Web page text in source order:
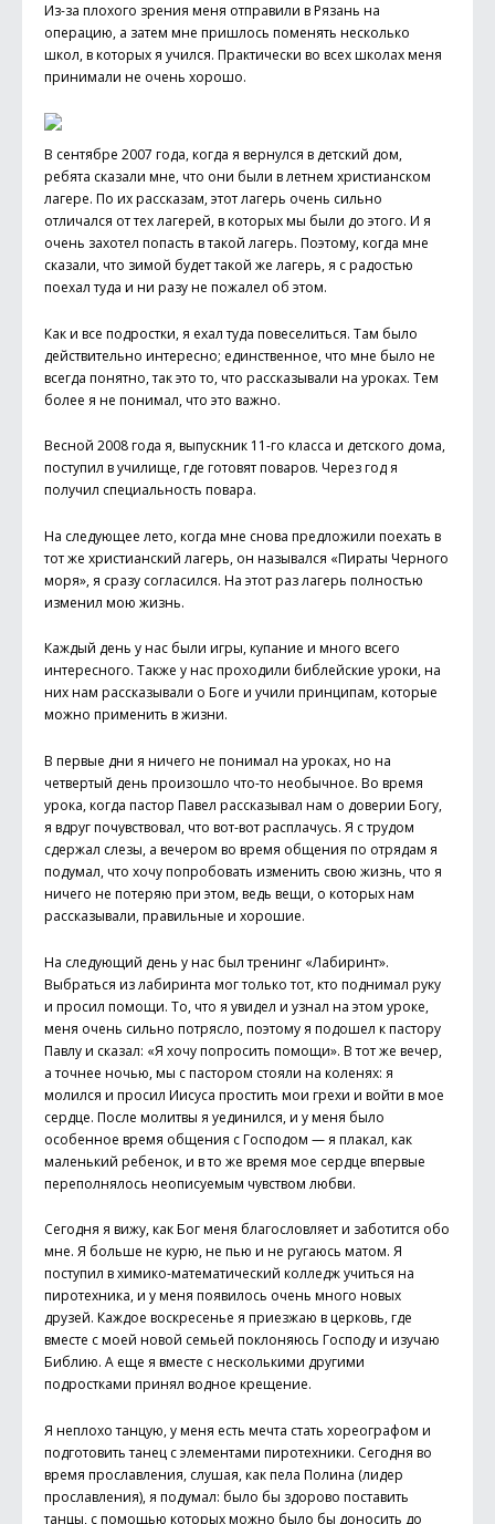
Из-за плохого зрения меня отправили в Рязань на
операцию, а затем мне пришлось поменять несколько
школ, в которых я учился. Практически во всех школах меня
принимали не очень хорошо.
В сентябре 2007 года, когда я вернулся в детский дом,
ребята сказали мне, что они были в летнем христианском
лагере. По их рассказам, этот лагерь очень сильно
отличался от тех лагерей, в которых мы были до этого. И я
очень захотел попасть в такой лагерь. Поэтому, когда мне
сказали, что зимой будет такой же лагерь, я с радостью
поехал туда и ни разу не пожалел об этом.
Как и все подростки, я ехал туда повеселиться. Там было
действительно интересно; единственное, что мне было не
всегда понятно, так это то, что рассказывали на уроках. Тем
более я не понимал, что это важно.
Весной 2008 года я, выпускник 11-го класса и детского дома,
поступил в училище, где готовят поваров. Через год я
получил специальность повара.
На следующее лето, когда мне снова предложили поехать в
тот же христианский лагерь, он назывался «Пираты Черного
моря», я сразу согласился. На этот раз лагерь полностью
изменил мою жизнь.
Каждый день у нас были игры, купание и много всего
интересного. Также у нас проходили библейские уроки, на
них нам рассказывали о Боге и учили принципам, которые
можно применить в жизни.
В первые дни я ничего не понимал на уроках, но на
четвертый день произошло что-то необычное. Во время
урока, когда пастор Павел рассказывал нам о доверии Богу,
я вдруг почувствовал, что вот-вот расплачусь. Я с трудом
сдержал слезы, а вечером во время общения по отрядам я
подумал, что хочу попробовать изменить свою жизнь, что я
ничего не потеряю при этом, ведь вещи, о которых нам
рассказывали, правильные и хорошие.
На следующий день у нас был тренинг «Лабиринт».
Выбраться из лабиринта мог только тот, кто поднимал руку
и просил помощи. То, что я увидел и узнал на этом уроке,
меня очень сильно потрясло, поэтому я подошел к пастору
Павлу и сказал: «Я хочу попросить помощи». В тот же вечер,
а точнее ночью, мы с пастором стояли на коленях: я
молился и просил Иисуса простить мои грехи и войти в мое
сердце. После молитвы я уединился, и у меня было
особенное время общения с Господом — я плакал, как
маленький ребенок, и в то же время мое сердце впервые
переполнялось неописуемым чувством любви.
Сегодня я вижу, как Бог меня благословляет и заботится обо
мне. Я больше не курю, не пью и не ругаюсь матом. Я
поступил в химико-математический колледж учиться на
пиротехника, и у меня появилось очень много новых
друзей. Каждое воскресенье я приезжаю в церковь, где
вместе с моей новой семьей поклоняюсь Господу и изучаю
Библию. А еще я вместе с несколькими другими
подростками принял водное крещение.
Я неплохо танцую, у меня есть мечта стать хореографом и
подготовить танец с элементами пиротехники. Сегодня во
время прославления, слушая, как пела Полина (лидер
прославления), я подумал: было бы здорово поставить
танцы, с помощью которых можно было бы доносить до